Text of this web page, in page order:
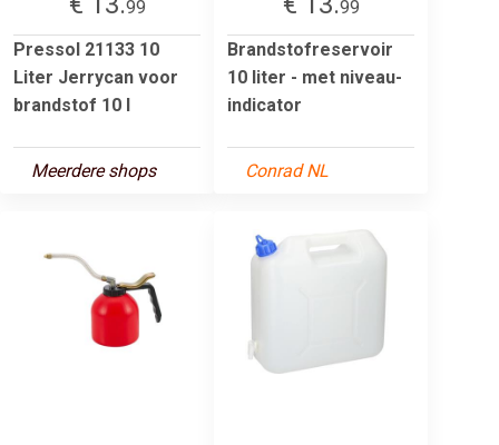
99
Pressol 21133 10
Liter Jerrycan voor
brandstof 10 l
Meerdere shops
99
Brandstofreservoir
10 liter - met niveau-
indicator
Conrad NL